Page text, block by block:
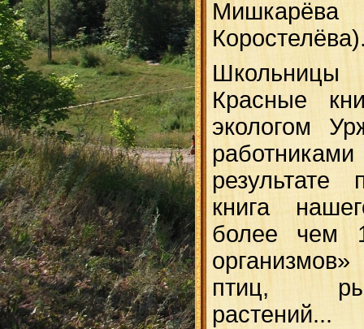
Мишкарёва
Школьницы
Красные
экологом
результате
книга
более чем
птиц,
растений...